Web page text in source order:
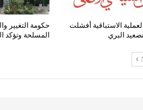
الاستباقية أفشلت
البري
حكومة التغيير
المسلحة